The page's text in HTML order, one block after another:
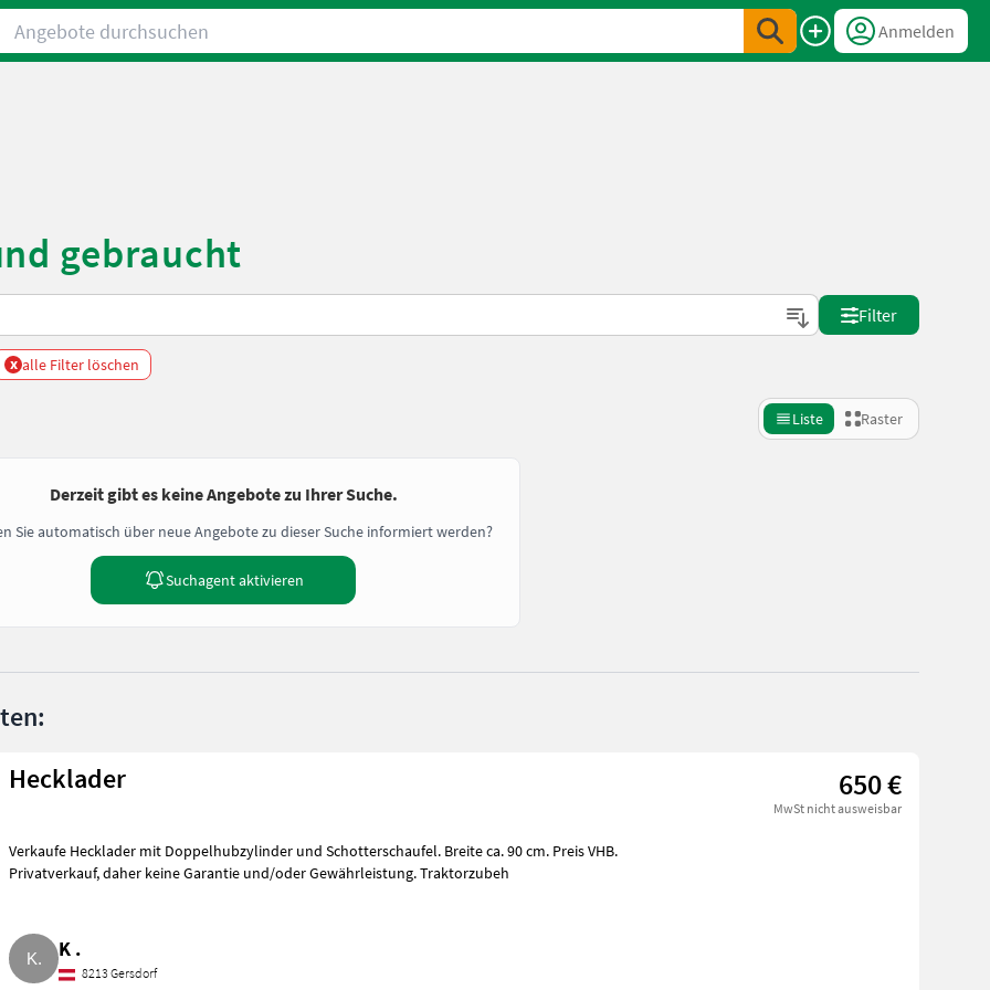
Angebote durchsuchen
Anmelden
gebraucht
Filter
x alle Filter löschen
Liste Raster
Derzeit gibt es keine Angebote zu Ihrer Suche.
Sie automatisch über neue Angebote zu dieser Suche informiert werden?
Suchagent aktivieren
Hecklader
650 €
MwSt nicht ausweisbar
Verkaufe Hecklader mit Doppelhubzylinder und Schotterschaufel. Breite ca. 90 cm. Preis VHB.
Privatverkauf, daher keine Garantie und/oder Gewährleistung. Traktorzubeh
K .
8213 Gersdorf